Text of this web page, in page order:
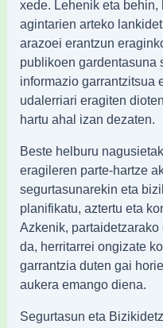
xede. Lehenik eta behin,
agintarien arteko
arazoei erantzun
publikoen gardentasuna
informazio garrantzitsua
udalerriari eragiten
hartu ahal izan dezaten.
Beste helburu
eragileren parte-hartze
segurtasunarekin eta
planifikatu, aztertu eta
Azkenik,
da, herritarrei ongizate
garrantzia duten gai
aukera emango diena.
Segurtasun eta